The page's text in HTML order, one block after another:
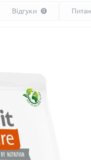
Відгуки 0